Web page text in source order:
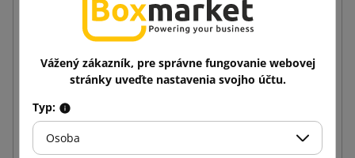
krížovým dnom
Vložiť do košíka
Vážený zákazník, pre správne fungovanie webovej
stránky uveďte nastavenia svojho účtu.
Typ:
Osoba